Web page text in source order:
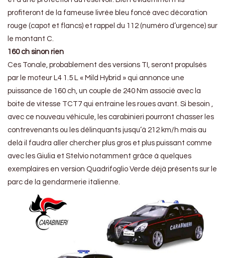
profiteront de la fameuse livrée bleu foncé avec décoration
rouge (capot et flancs) et rappel du 112 (numéro d’urgence) sur
le montant C.
160 ch sinon rien
Ces Tonale, probablement des versions TI, seront propulsés
par le moteur L4 1.5 L « Mild Hybrid » qui annonce une
puissance de 160 ch, un couple de 240 Nm associé avec la
boite de vitesse TCT7 qui entraine les roues avant. Si besoin ,
avec ce nouveau véhicule, les carabinieri pourront chasser les
contrevenants ou les délinquants jusqu’à 212 km/h mais au
delà il faudra aller chercher plus gros et plus puissant comme
avec les Giulia et Stelvio notamment grâce à quelques
exemplaires en version Quadrifoglio Verde déjà présents sur le
parc de la gendarmerie italienne.